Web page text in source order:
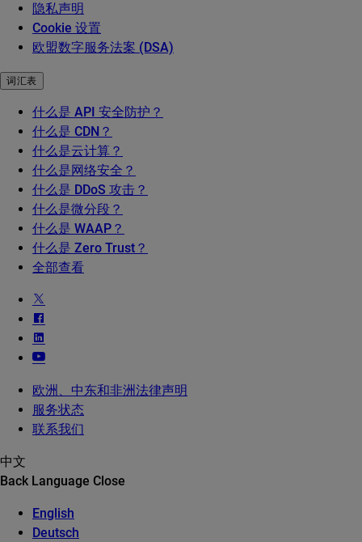
隐私声明
Cookie 设置
欧盟数字服务法案 (DSA)
词汇表
什么是 API 安全防护？
什么是 CDN？
什么是云计算？
什么是网络安全？
什么是 DDoS 攻击？
什么是微分段？
什么是 WAAP？
什么是 Zero Trust？
全部查看
欧洲、中东和非洲法律声明
服务状态
联系我们
中文
Back Language Close
English
Deutsch